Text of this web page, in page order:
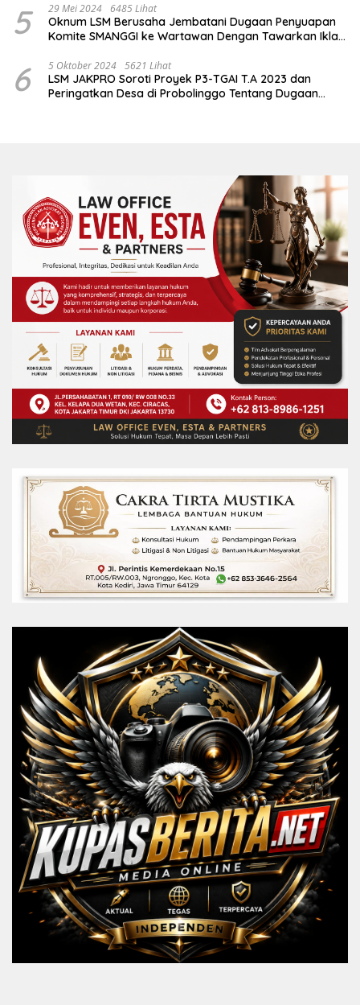
5 29 Mei 2024 6485 Lihat
Oknum LSM Berusaha Jembatani Dugaan Penyuapan
Komite SMANGGI ke Wartawan Dengan Tawarkan Iklan
6 5 Oktober 2024 5621 Lihat
LSM JAKPRO Soroti Proyek P3-TGAI T.A 2023 dan
Peringatkan Desa di Probolinggo Tentang Dugaan